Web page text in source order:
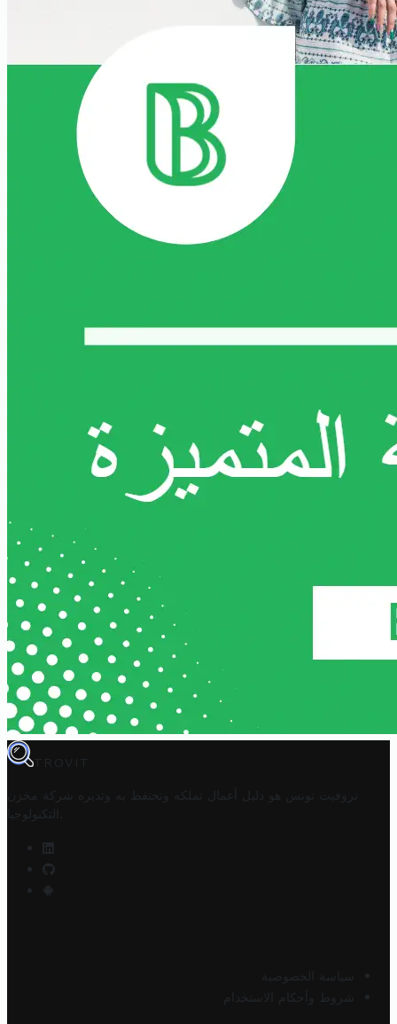
TROVIT
تروفيت تونس هو دليل أعمال تملكه وتحتفظ به وتديره
شركة مخزن
التكنولوجيا
سياسة الخصوصية
شروط وأحكام الاستخدام